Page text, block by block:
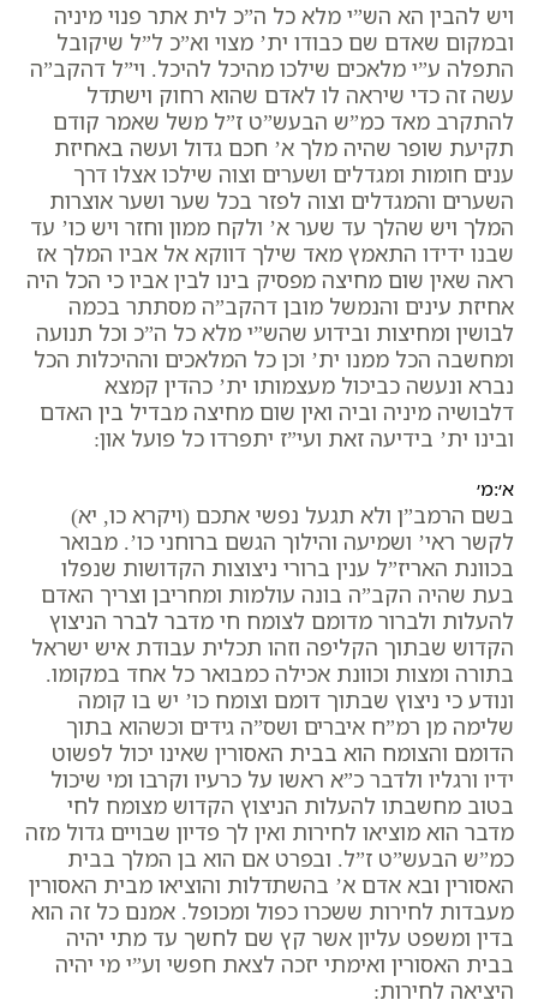
ויש להבין הא הש”י מלא כל ה”כ לית אתר פנוי מיניה
ובמקום שאדם שם כבודו ית’ מצוי וא”כ ל”ל שיקובל
התפלה ע”י מלאכים שילכו מהיכל להיכל. וי”ל דהקב”ה
עשה זה כדי שיראה לו לאדם שהוא רחוק וישתדל
להתקרב מאד כמ”ש הבעש”ט ז”ל משל שאמר קודם
תקיעת שופר שהיה מלך א’ חכם גדול ועשה באחיזת
ענים חומות ומגדלים ושערים וצוה שילכו אצלו דרך
השערים והמגדלים וצוה לפזר בכל שער ושער אוצרות
המלך ויש שהלך עד שער א’ ולקח ממון וחזר ויש כו’ עד
שבנו ידידו התאמץ מאד שילך דווקא אל אביו המלך אז
ראה שאין שום מחיצה מפסיק בינו לבין אביו כי הכל היה
אחיזת עינים והנמשל מובן דהקב”ה מסתתר בכמה
לבושין ומחיצות ובידוע שהש”י מלא כל ה”כ וכל תנועה
ומחשבה הכל ממנו ית’ וכן כל המלאכים וההיכלות הכל
נברא ונעשה כביכול מעצמותו ית’ כהדין קמצא
דלבושיה מיניה וביה ואין שום מחיצה מבדיל בין האדם
ובינו ית’ בידיעה זאת ועי”ז יתפרדו כל פועל און:
א׳:מ׳
בשם הרמב”ן ולא תגעל נפשי אתכם (ויקרא כו, יא)
לקשר ראי’ ושמיעה והילוך הגשם ברוחני כו’. מבואר
בכוונת האריז”ל ענין ברורי ניצוצות הקדושות שנפלו
בעת שהיה הקב”ה בונה עולמות ומחריבן וצריך האדם
להעלות ולברור מדומם לצומח חי מדבר לברר הניצוץ
הקדוש שבתוך הקליפה וזהו תכלית עבודת איש ישראל
בתורה ומצות וכוונת אכילה כמבואר כל אחד במקומו.
ונודע כי ניצוץ שבתוך דומם וצומח כו’ יש בו קומה
שלימה מן רמ”ח איברים ושס”ה גידים וכשהוא בתוך
הדומם והצומח הוא בבית האסורין שאינו יכול לפשוט
ידיו ורגליו ולדבר כ”א ראשו על כרעיו וקרבו ומי שיכול
בטוב מחשבתו להעלות הניצוץ הקדוש מצומח לחי
מדבר הוא מוציאו לחירות ואין לך פדיון שבויים גדול מזה
כמ”ש הבעש”ט ז”ל. ובפרט אם הוא בן המלך בבית
האסורין ובא אדם א’ בהשתדלות והוציאו מבית האסורין
מעבדות לחירות ששכרו כפול ומכופל. אמנם כל זה הוא
בדין ומשפט עליון אשר קץ שם לחשך עד מתי יהיה
בבית האסורין ואימתי יזכה לצאת חפשי וע”י מי יהיה
היציאה לחירות: